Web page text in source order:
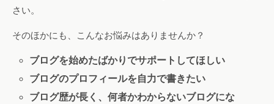
さい。
そのほかにも、こんなお悩みはありませんか？
ブログを始めたばかりでサポートしてほしい
ブログのプロフィールを自力で書きたい
ブログ歴が長く、何者かわからないブログにな